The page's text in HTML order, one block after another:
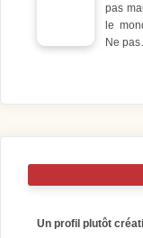
pas
le
Ne
Un profil plutôt